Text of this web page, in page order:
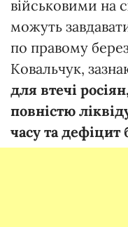
військовими на
можуть
по правому
Ковальчук,
для втечі
повністю
часу та дефіцит